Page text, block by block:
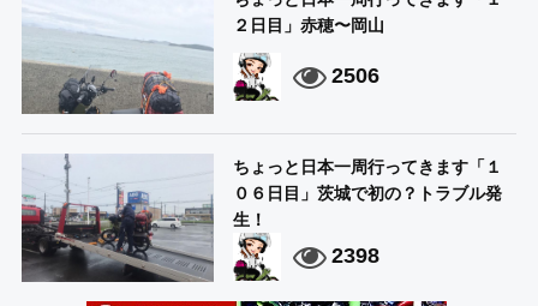
２日目」赤穂〜岡山
2506
ちょっと日本一周行ってきます「１
０６日目」茨城で初の？トラブル発
生！
2398